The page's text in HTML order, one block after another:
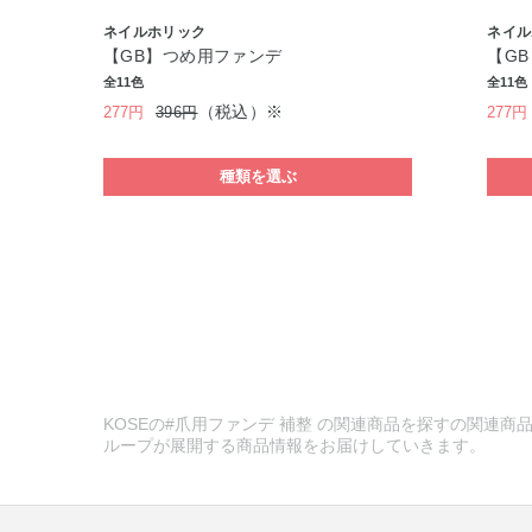
ネイルホリック
【GB】つめ用ファンデ
全11色
277円 396円（税込）※
種類を選ぶ
ネイ
【
全11色
277円
KOSEの#爪用ファンデ 補整 の関連商品を探すの関連商
ループが展開する商品情報をお届けしていきます。